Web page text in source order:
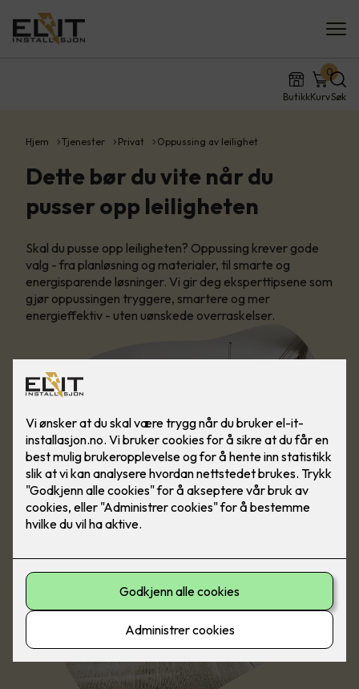
ButikkKurv
0
Søk
Hjem Tjenester Privat Oppussing av leilighet
Dette bør du vite når du
pusser opp leiligheten
Skal du pusse opp leiligheten? Oppussing krever gode
valg - fra planløsning og materialer, til smarte og
energisparende løsninger. Vi gir deg eksperttipsene som
gjør oppussingen tryggere, smartere og mer
energieffektiv - uten uønskede overraskelser.